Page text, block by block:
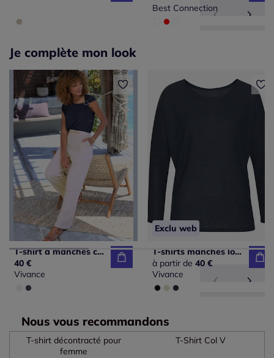
Best Connection
Je complète mon look
T-shirt à manches courtes avec boucle décorative dorée
40 €
Vivance
Exclu web
T-shirts manches longues à col rond en tricot doux
à partir de 40 €
Vivance
Nous vous recommandons
T-shirt décontracté pour
femme
T-Shirt Col V